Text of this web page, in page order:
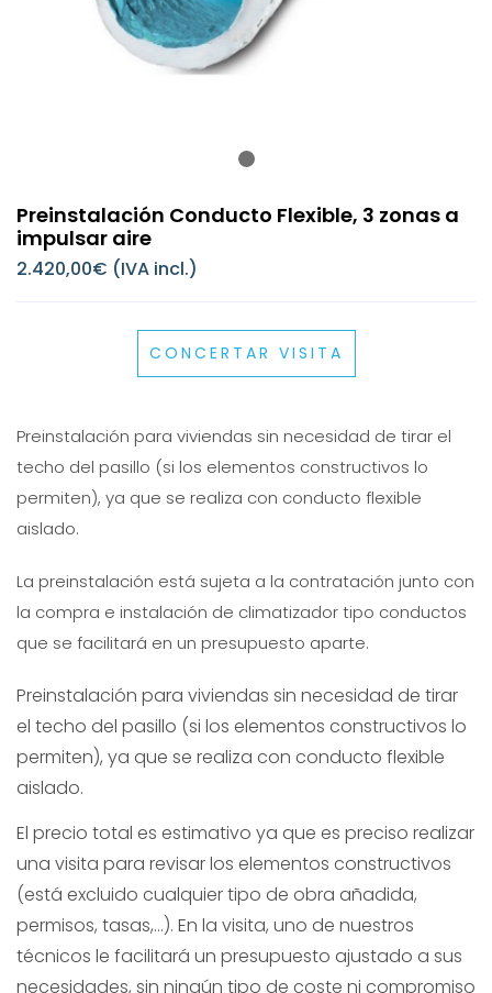
Preinstalación Conducto Flexible, 3 zonas a
impulsar aire
2.420,00€ (IVA incl.)
CONCERTAR VISITA
Preinstalación para viviendas sin necesidad de tirar el
techo del pasillo (si los elementos constructivos lo
permiten), ya que se realiza con conducto flexible
aislado.
La preinstalación está sujeta a la contratación junto con
la compra e instalación de climatizador tipo conductos
que se facilitará en un presupuesto aparte.
Preinstalación para viviendas sin necesidad de tirar
el techo del pasillo (si los elementos constructivos lo
permiten), ya que se realiza con conducto flexible
aislado.
El precio total es estimativo ya que es preciso realizar
una visita para revisar los elementos constructivos
(está excluido cualquier tipo de obra añadida,
permisos, tasas,...). En la visita, uno de nuestros
técnicos le facilitará un presupuesto ajustado a sus
necesidades, sin ningún tipo de coste ni compromiso